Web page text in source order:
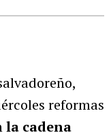
reformas
la cadena